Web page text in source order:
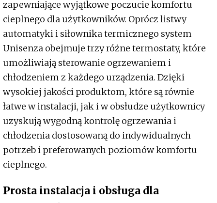
zapewniające wyjątkowe poczucie komfortu
cieplnego dla użytkowników. Oprócz listwy
automatyki i siłownika termicznego system
Unisenza obejmuje trzy różne termostaty, które
umożliwiają sterowanie ogrzewaniem i
chłodzeniem z każdego urządzenia. Dzięki
wysokiej jakości produktom, które są równie
łatwe w instalacji, jak i w obsłudze użytkownicy
uzyskują wygodną kontrolę ogrzewania i
chłodzenia dostosowaną do indywidualnych
potrzeb i preferowanych poziomów komfortu
cieplnego.
Prosta instalacja i obsługa dla